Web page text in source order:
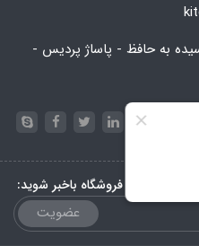
به حافظ - پاساژ پردیس -
فروشگاه باخبر شوید:
عضویت